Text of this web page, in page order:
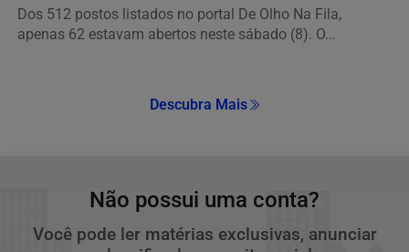
Dos 512 postos listados no portal De Olho Na Fila,
apenas 62 estavam abertos neste sábado (8). O...
Descubra Mais
Não possui uma conta?
Você pode ler matérias exclusivas, anunciar